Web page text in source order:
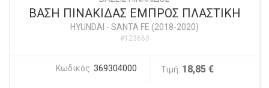
ΒΑΣΗ ΠΙΝΑΚΙΔΑΣ ΕΜΠΡΟΣ ΠΛΑΣΤΙΚΗ
HYUNDAI - SANTA FE (2018-2020)
#123660
Κωδικός: 369304000 Τιμή: 18,85 €